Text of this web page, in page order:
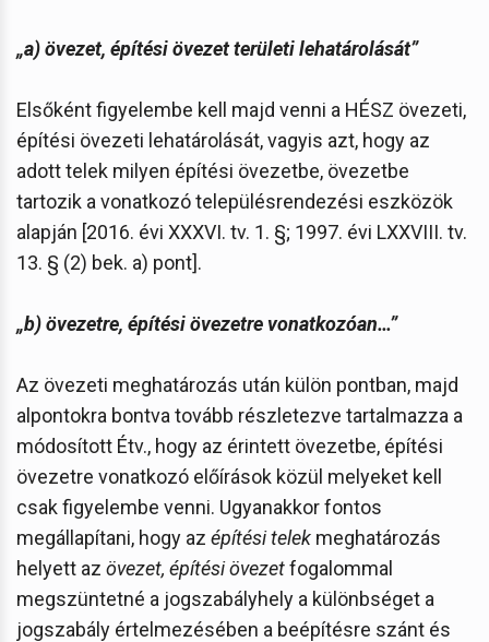
„a) övezet, építési övezet területi lehatárolását”
Elsőként figyelembe kell majd venni a HÉSZ övezeti,
építési övezeti lehatárolását, vagyis azt, hogy az
adott telek milyen építési övezetbe, övezetbe
tartozik a vonatkozó településrendezési eszközök
alapján [2016. évi XXXVI. tv. 1. §; 1997. évi LXXVIII. tv.
13. § (2) bek. a) pont].
„b) övezetre, építési övezetre vonatkozóan…”
Az övezeti meghatározás után külön pontban, majd
alpontokra bontva tovább részletezve tartalmazza a
módosított Étv., hogy az érintett övezetbe, építési
övezetre vonatkozó előírások közül melyeket kell
csak figyelembe venni. Ugyanakkor fontos
megállapítani, hogy az építési telek meghatározás
helyett az övezet, építési övezetfogalommal
megszüntetné a jogszabályhely a különbséget a
jogszabály értelmezésében a beépítésre szánt és